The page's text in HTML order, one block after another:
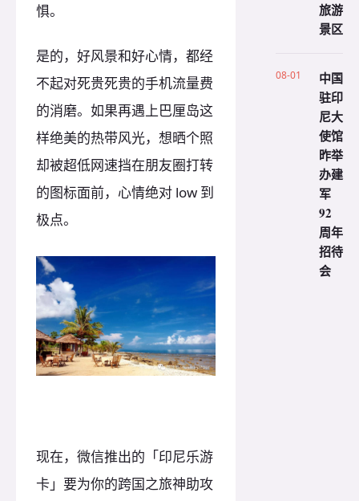
惧。
是的，好风景和好心情，都经
不起对死贵死贵的手机流量费
的消磨。如果再遇上巴厘岛这
样绝美的热带风光，想晒个照
却被超低网速挡在朋友圈打转
的图标面前，心情绝对 low 到
极点。
现在，微信推出的「印尼乐游
卡」要为你的跨国之旅神助攻
旅游
景区
08-01
中国
驻印
尼大
使馆
昨举
办建
军
92
周年
招待
会